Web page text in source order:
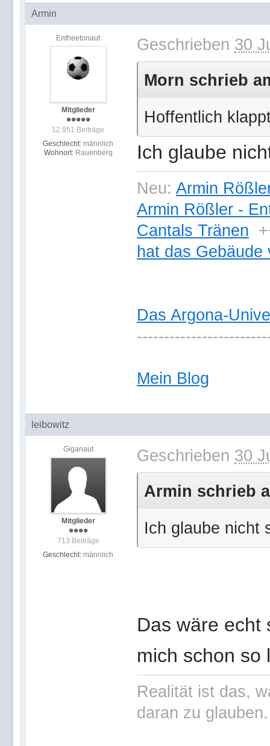
Armin
Entheetonaut
Mitglieder
12.951 Beiträge
Geschlecht: männlich
Wohnort: Rauenberg
Geschrieben 30
Morn schrieb
Hoffentlich
Ich glaube
Neu: Armin
Armin Rößler -
Cantals Tränen
hat das Gebäude
Das Argona-
Mein Blog
leibowitz
Giganaut
Mitglieder
713 Beiträge
Geschlecht: männlich
Geschrieben 30
Armin schrieb
Ich glaube nicht
Das wäre echt
mich schon so
Realität ist das,
daran zu